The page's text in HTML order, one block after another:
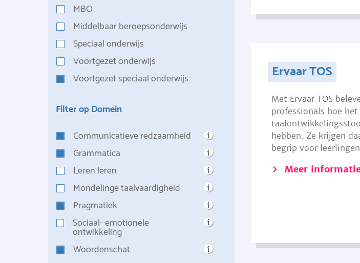
MBO
Middelbaar beroepsonderwijs
Speciaal onderwijs
Voortgezet onderwijs
Voortgezet speciaal onderwijs
Filter op Domein
Communicatieve redzaamheid
Grammatica
Leren leren
Mondelinge taalvaardigheid
Pragmatiek
Sociaal- emotionele
ontwikkeling
Woordenschat
Ervaar TOS
Met Ervaar TOS
professionals hoe
hebben. Ze krijgen
begrip voor
Meer